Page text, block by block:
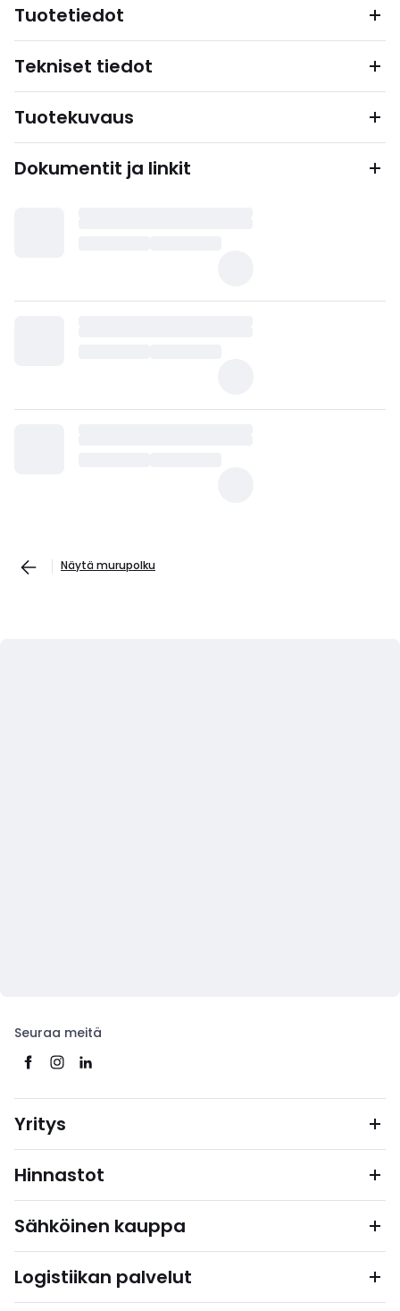
Tuotetiedot
Tekniset tiedot
Tuotekuvaus
Dokumentit ja linkit
Näytä murupolku
Seuraa meitä
Yritys
Hinnastot
Sähköinen kauppa
Logistiikan palvelut